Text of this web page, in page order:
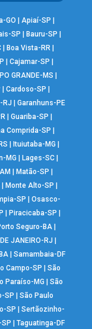
GO | Apiaí-SP |
SP |Bauru-SP |
|Boa Vista-RR |
| Cajamar-SP |
GRANDE-MS |
| Cardoso-SP |
RJ | Garanhuns-PE
| Guariba-SP |
Comprida-SP |
| Ituiutaba-MG |
MG | Lages-SC|
| Matão-SP |
|Monte Alto-SP |
SP |Osasco-
|Piracicaba-SP |
Seguro-BA |
JANEIRO-RJ |
| Samambaia-DF
Campo-SP |São
Paraíso-MG |São
SP |São Paulo
SP |Sertãozinho-
|Taguatinga-DF